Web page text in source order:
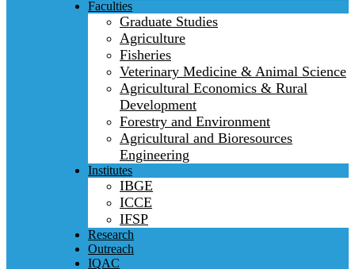
Faculties
Graduate Studies
Agriculture
Fisheries
Veterinary Medicine & Animal Science
Agricultural Economics & Rural
Development
Forestry and Environment
Agricultural and Bioresources
Engineering
Institutes
IBGE
ICCE
IFSP
Research
Outreach
IQAC